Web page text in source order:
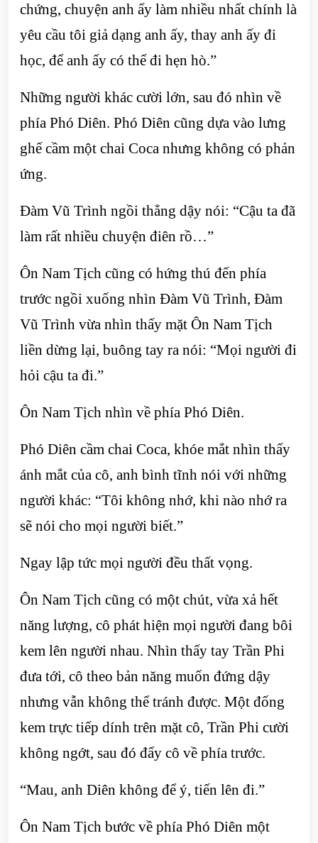
chứng, chuyện anh ấy làm nhiều nhất chính là
yêu cầu tôi giả dạng anh ấy, thay anh ấy đi
học, để anh ấy có thể đi hẹn hò.”
Những người khác cười lớn, sau đó nhìn về
phía Phó Diên. Phó Diên cũng dựa vào lưng
ghế cầm một chai Coca nhưng không có phản
ứng.
Đàm Vũ Trình ngồi thẳng dậy nói: “Cậu ta đã
làm rất nhiều chuyện điên rồ…”
Ôn Nam Tịch cũng có hứng thú đến phía
trước ngồi xuống nhìn Đàm Vũ Trình, Đàm
Vũ Trình vừa nhìn thấy mặt Ôn Nam Tịch
liền dừng lại, buông tay ra nói: “Mọi người đi
hỏi cậu ta đi.”
Ôn Nam Tịch nhìn về phía Phó Diên.
Phó Diên cầm chai Coca, khóe mắt nhìn thấy
ánh mắt của cô, anh bình tĩnh nói với những
người khác: “Tôi không nhớ, khi nào nhớ ra
sẽ nói cho mọi người biết.”
Ngay lập tức mọi người đều thất vọng.
Ôn Nam Tịch cũng có một chút, vừa xả hết
năng lượng, cô phát hiện mọi người đang bôi
kem lên người nhau. Nhìn thấy tay Trần Phi
đưa tới, cô theo bản năng muốn đứng dậy
nhưng vẫn không thể tránh được. Một đống
kem trực tiếp dính trên mặt cô, Trần Phi cười
không ngớt, sau đó đẩy cô về phía trước.
“Mau, anh Diên không để ý, tiến lên đi.”
Ôn Nam Tịch bước về phía Phó Diên một